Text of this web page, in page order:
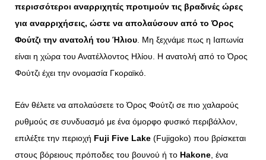
περισσότεροι αναρριχητές προτιμούν τις βραδινές ώρες
για αναρριχήσεις, ώστε να απολαύσουν από το Όρος
Φούτζι την ανατολή του Ήλιου . Μη ξεχνάμε πως η Ιαπωνία
είναι η χώρα του Ανατέλλοντος Ηλίου. Η ανατολή από το Όρος
Φούτζι έχει την ονομασία Γκοραϊκό.
Εάν θέλετε να απολαύσετε το Όρος Φούτζι σε πιο χαλαρούς
ρυθμούς σε συνδυασμό με ένα όμορφο φυσικό περιβάλλον,
επιλέξτε την περιοχή Fuji Five Lake (Fujigoko) που βρίσκεται
στους βόρειους πρόποδες του βουνού ή το Hakone , ένα